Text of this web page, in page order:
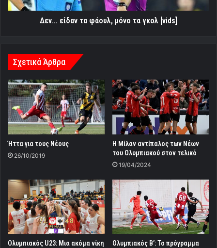
Δεν... είδαν τα φάουλ, μόνο τα γκολ [vids]
Σχετικά Άρθρα
Ήττα για τους Νέους
26/10/2019
Η Μίλαν αντίπαλος των Νέων
του Ολυμπιακού στον τελικό
19/04/2024
Ολυμπιακός U23: Μια ακόμα νίκη
Ολυμπιακός Β’: Το πρόγραμμα